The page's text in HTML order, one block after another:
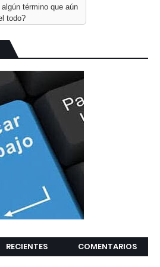
término que aún
todo?
RECIENTES COMENTARIOS